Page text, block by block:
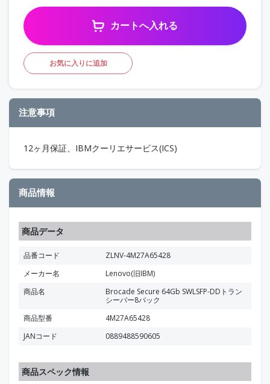
カートへ入れる
お気に入りに追加
注意事項
12ヶ月保証、IBMクーリエサービス(ICS)
商品情報
商品データ
品番コード
ZLNV-4M27A65428
メーカー名
Lenovo(旧IBM)
商品名
Brocade Secure 64Gb SWLSFP-DDトラン
シーバー8パック
商品型番
4M27A65428
JANコード
0889488590605
商品スペック情報